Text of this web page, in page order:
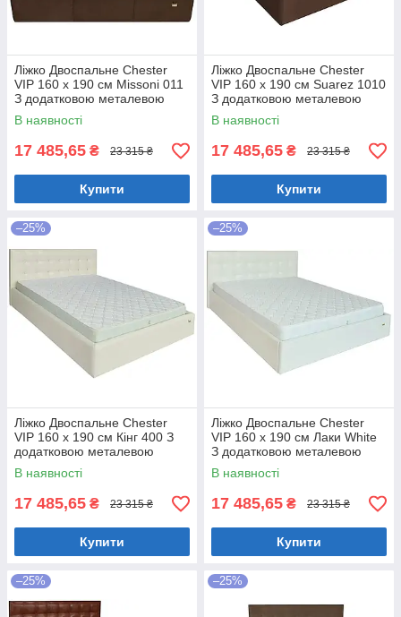
Ліжко Двоспальне Chester
VIP 160 х 190 см Missoni 011
З додатковою металевою
цільнозварною рамою
Темно-коричневий
В наявності
17 485,65 ₴ 23 315 ₴
Купити
Ліжко Двоспальне Chester
VIP 160 х 190 см Suarez 1010
З додатковою металевою
цільнозварною рамою
Коричневий
В наявності
17 485,65 ₴ 23 315 ₴
Купити
–25%
Ліжко Двоспальне Chester
VIP 160 х 190 см Кінг 400 З
додатковою металевою
цільнозварною рамою C1
Білий
В наявності
17 485,65 ₴ 23 315 ₴
Купити
–25%
Ліжко Двоспальне Chester
VIP 160 х 190 см Лаки White
З додатковою металевою
цільнозварною рамою Білий
В наявності
17 485,65 ₴ 23 315 ₴
Купити
–25% –25%